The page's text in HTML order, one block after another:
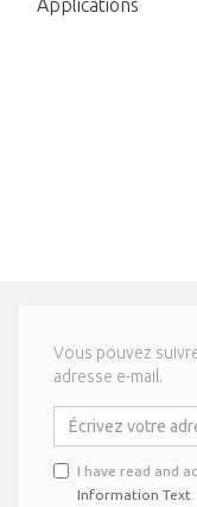
Applications
Vous pouvez
adresse e-mail.
I have read and
Information Text